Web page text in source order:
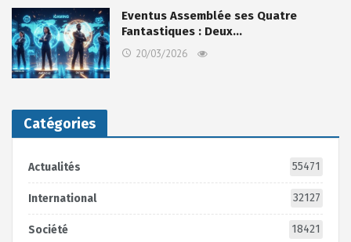
Eventus Assemblée ses Quatre
Fantastiques : Deux…
20/03/2026
Catégories
Actualités 55471
International 32127
Société 18421